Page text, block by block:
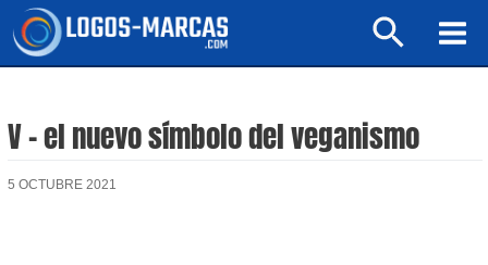
Buscar
V – el nuevo símbolo del veganismo
5 OCTUBRE 2021